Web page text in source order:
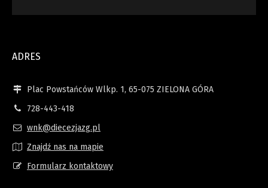
ADRES
Plac Powstańców Wlkp. 1, 65-075 ZIELONA GÓRA
728-443-418
wnk@diecezjazg.pl
Znajdź nas na mapie
Formularz kontaktowy